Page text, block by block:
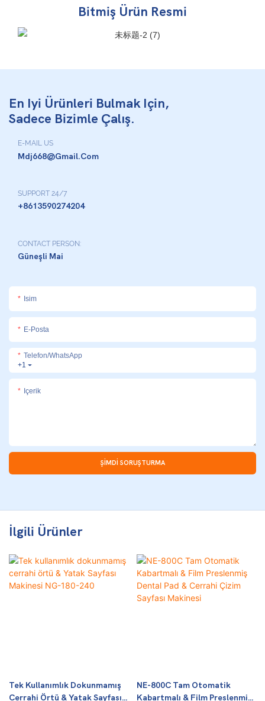
Bitmiş Ürün Resmi
En Iyi Ürünleri Bulmak Için,
Sadece Bizimle Çalış.
E-MAIL US
Mdj668@gmail.com
SUPPORT 24/7
+8613590274204
CONTACT PERSON:
Güneşli Mai
Isim
E-Posta
+1
Telefon/WhatsApp
Içerik
ŞIMDI SORUŞTURMA
İlgili Ürünler
Tek Kullanımlık Dokunmamış
Cerrahi Örtü & Yatak Sayfası
NE-800C Tam Otomatik
Kabartmalı & Film Preslenmiş